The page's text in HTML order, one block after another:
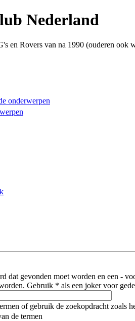
Nederland
en Rovers van na 1990 (ouderen ook
onderwerpen
dat gevonden moet worden en een -
Gebruik * als een joker voor
of gebruik de zoekopdracht zoals
de termen